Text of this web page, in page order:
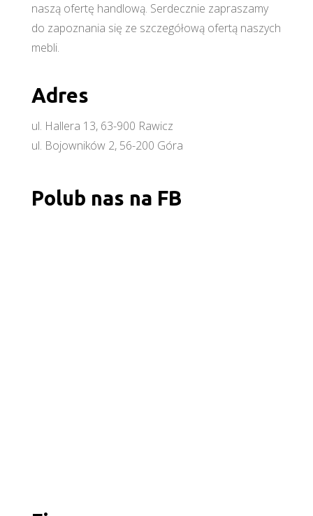
naszą ofertę handlową. Serdecznie zapraszamy
do zapoznania się ze szczegółową ofertą naszych
mebli.
Adres
ul. Hallera 13, 63-900 Rawicz
ul. Bojowników 2, 56-200 Góra
Polub nas na FB